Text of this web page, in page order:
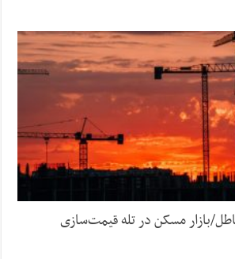
بازار مسکن در تله قیمت‌سازی